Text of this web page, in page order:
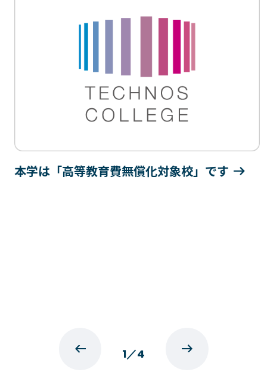
本学は「高等教育費無償化対象校」です
1／4